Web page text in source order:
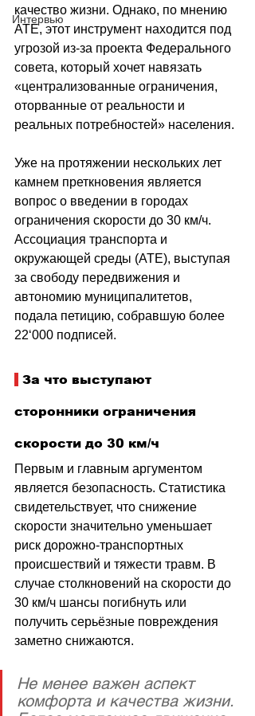
Интервью
качество жизни. Однако, по мнению
ATE, этот инструмент находится под
угрозой из-за проекта Федерального
совета, который хочет навязать
«централизованные ограничения,
оторванные от реальности и
реальных потребностей» населения.
Уже на протяжении нескольких лет
камнем преткновения является
вопрос о введении в городах
ограничения скорости до 30 км/ч.
Ассоциация транспорта и
окружающей среды (ATE), выступая
за свободу передвижения и
автономию муниципалитетов,
подала петицию, собравшую более
22‘000 подписей.
За что выступают
сторонники ограничения
скорости до 30 км/ч
Первым и главным аргументом
является безопасность. Статистика
свидетельствует, что снижение
скорости значительно уменьшает
риск дорожно-транспортных
происшествий и тяжести травм. В
случае столкновений на скорости до
30 км/ч шансы погибнуть или
получить серьёзные повреждения
заметно снижаются.
Не менее важен аспект
комфорта и качества жизни.